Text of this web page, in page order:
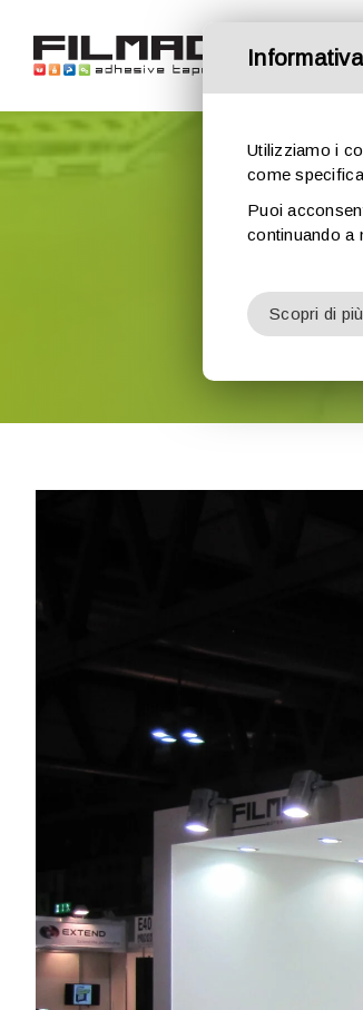
content
Informativa
Utilizziamo i
come
Puoi
continuando a
Scopri di